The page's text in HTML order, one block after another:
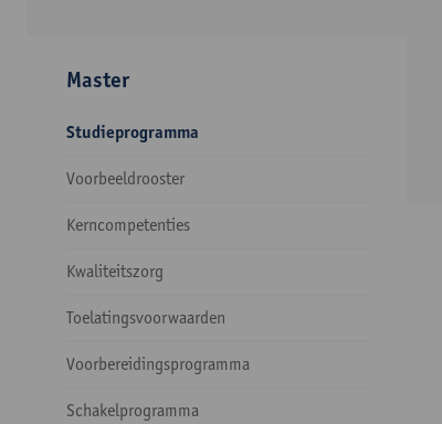
Master
Studieprogramma
Voorbeeldrooster
Kerncompetenties
Kwaliteitszorg
Toelatingsvoorwaarden
Voorbereidingsprogramma
Schakelprogramma